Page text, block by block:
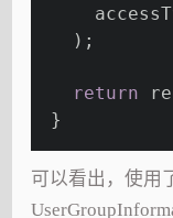
   );
return
}
可以看出，使用